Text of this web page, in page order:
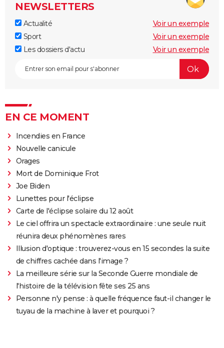
NEWSLETTERS
Actualité
Voir un exemple
Sport
Voir un exemple
Les dossiers d'actu
Voir un exemple
EN CE MOMENT
Incendies en France
Nouvelle canicule
Orages
Mort de Dominique Frot
Joe Biden
Lunettes pour l'éclipse
Carte de l'éclipse solaire du 12 août
Le ciel offrira un spectacle extraordinaire : une seule nuit
réunira deux phénomènes rares
Illusion d'optique : trouverez-vous en 15 secondes la suite
de chiffres cachée dans l'image ?
La meilleure série sur la Seconde Guerre mondiale de
l'histoire de la télévision fête ses 25 ans
Personne n'y pense : à quelle fréquence faut-il changer le
tuyau de la machine à laver et pourquoi ?